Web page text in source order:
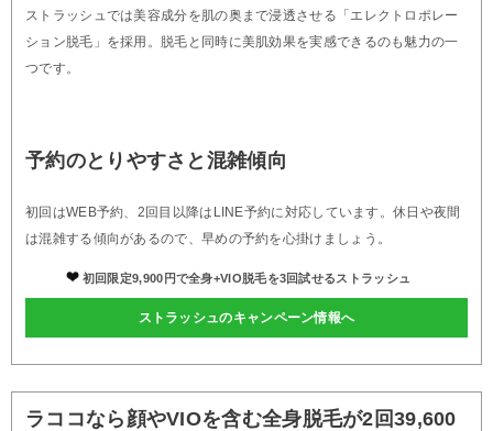
ストラッシュでは美容成分を肌の奥まで浸透させる「エレクトロポレー
ション脱毛」を採用。脱毛と同時に美肌効果を実感できるのも魅力の一
つです。
予約のとりやすさと混雑傾向
初回はWEB予約、2回目以降はLINE予約に対応しています。休日や夜間
は混雑する傾向があるので、早めの予約を心掛けましょう。
初回限定9,900円で全身+VIO脱毛を3回試せるストラッシュ
ストラッシュのキャンペーン情報へ
ラココなら顔やVIOを含む全身脱毛が2回39,600